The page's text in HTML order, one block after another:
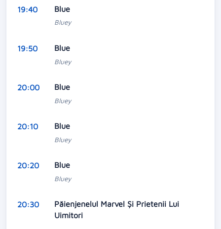
19:40 Blue
Bluey
19:50 Blue
Bluey
20:00 Blue
Bluey
20:10 Blue
Bluey
20:20 Blue
Bluey
20:30
Păienjenelul Marvel Și Prietenii Lui
Uimitori